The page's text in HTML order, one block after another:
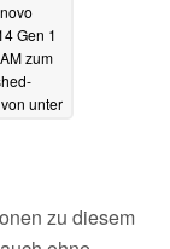
Gen 1
zum
unter
zu diesem